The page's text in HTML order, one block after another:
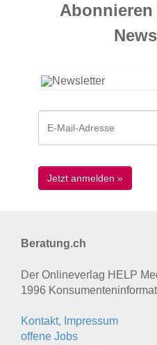
Abonnieren
Beratung.ch
Der Onlineverlag HELP
1996
Kontakt, Impressum
offene Jobs